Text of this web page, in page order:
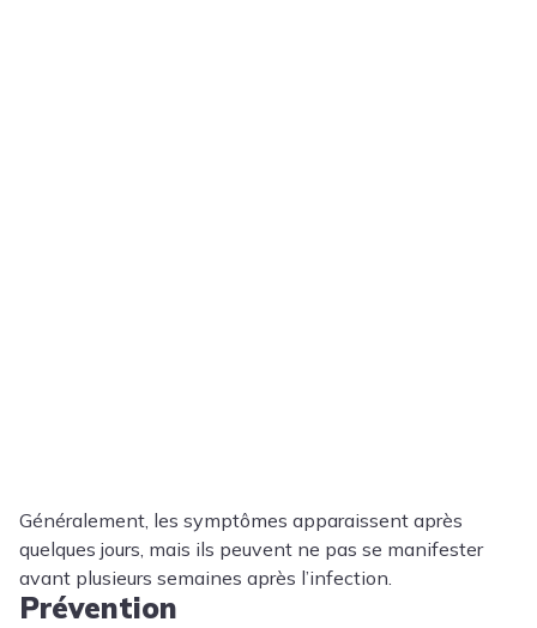
Généralement, les symptômes apparaissent après
quelques jours, mais ils peuvent ne pas se manifester
avant plusieurs semaines après l’infection.
Prévention